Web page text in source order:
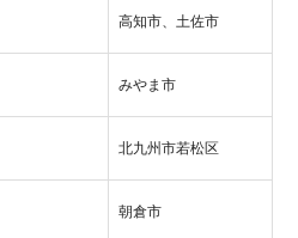
高知市、土佐市
みやま市
北九州市若松区
朝倉市